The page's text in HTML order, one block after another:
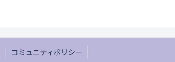
コミュニティポリシー